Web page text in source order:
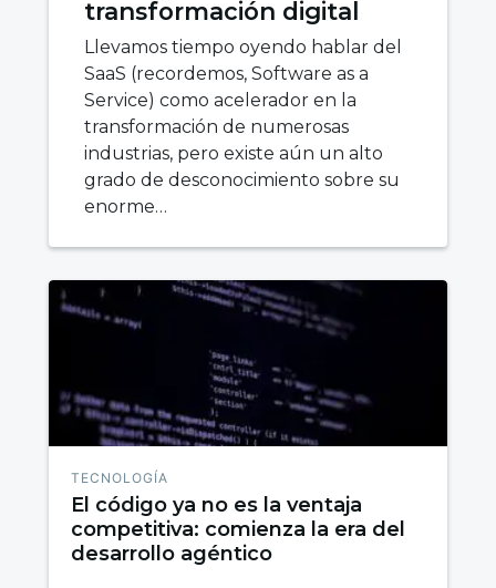
transformación digital
Llevamos tiempo oyendo hablar del
SaaS (recordemos, Software as a
Service) como acelerador en la
transformación de numerosas
industrias, pero existe aún un alto
grado de desconocimiento sobre su
enorme…
TECNOLOGÍA
El código ya no es la ventaja
competitiva: comienza la era del
desarrollo agéntico